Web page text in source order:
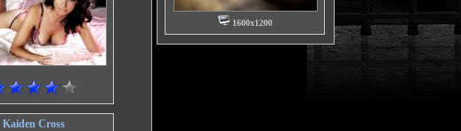
4400x2750
Kaiden Cross
1600x1200